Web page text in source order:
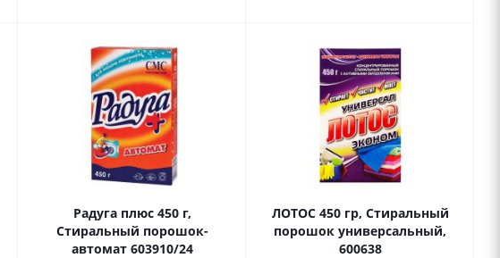
Радуга плюс 450 г,
Стиральный порошок-
автомат 603910/24
ЛОТОС 450 гр, Стиральный
порошок универсальный,
600638